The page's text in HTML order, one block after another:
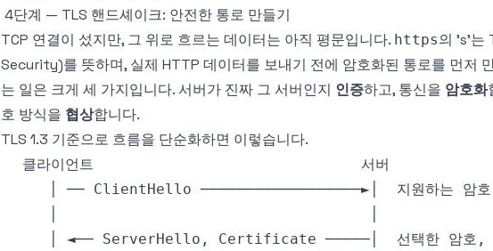
4단계 — TLS 핸드셰이크: 안전한 통로 만들기
TCP 연결이 섰지만, 그 위로 흐르는 데이터는 아직 평문입니다. https의 's'는
Security)를 뜻하며, 실제 HTTP 데이터를 보내기 전에 암호화된 통로를 먼저
는 일은 크게 세 가지입니다. 서버가 진짜 그 서버인지 인증하고, 통신을 암호화
호 방식을 협상합니다.
TLS 1.3 기준으로 흐름을 단순화하면 이렇습니다.